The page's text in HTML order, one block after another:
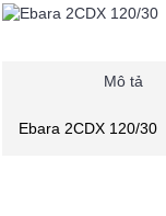
Mô tả
Ebara 2CDX 120/30